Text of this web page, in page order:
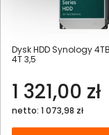
Dysk HDD Synology
4T 3,5
1 321,00 zł
netto: 1 073,98 zł